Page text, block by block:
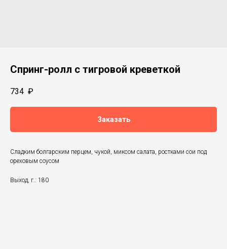
Спринг-ролл с тигровой креветкой
734 ₽
Заказать
Сладким болгарским перцем, чукой, миксом салата, ростками сои под
ореховым соусом
Выход, г.: 180